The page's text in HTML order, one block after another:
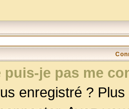
puis-je pas me
enregistré ?